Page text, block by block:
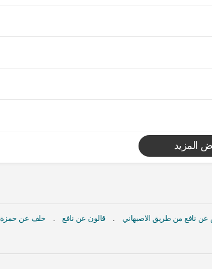
المزيد
نافع من طريق الاصبهاني قالون عن نافع خلف عن حمزة